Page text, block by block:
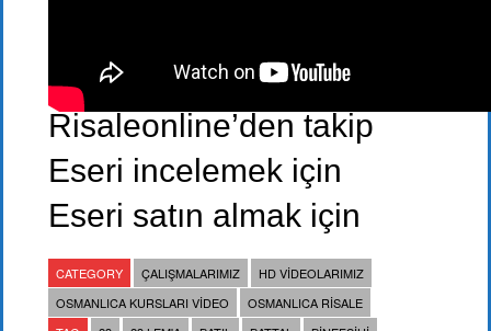
Risaleonline’den takip
Eseri incelemek için
Eseri satın almak için
CATEGORY ÇALIŞMALARIMIZ
HD VIDEOLARIMIZ
OSMANLICA KURSLARI VIDEO
OSMANLICA RISALE